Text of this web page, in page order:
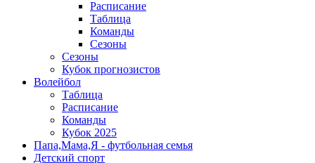
Расписание
Таблица
Команды
Сезоны
Сезоны
Кубок прогнозистов
Волейбол
Таблица
Расписание
Команды
Кубок 2025
Папа,Мама,Я - футбольная семья
Детский спорт